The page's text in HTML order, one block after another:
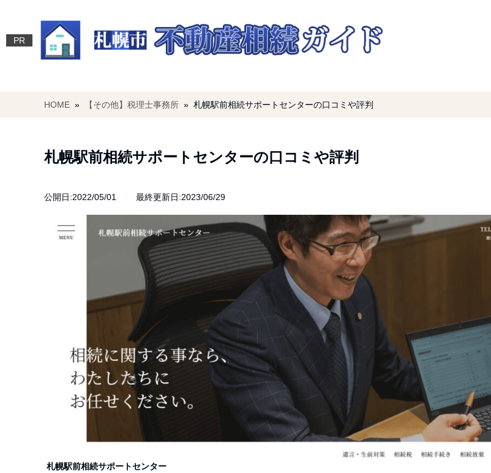
PR
HOME » 【その他】税理士事務所 » 札幌駅前相続サポートセンターの口コミや評判
札幌駅前相続サポートセンターの口コミや評判
公開日:2022/05/01 最終更新日:2023/06/29
札幌駅前相続サポートセンター